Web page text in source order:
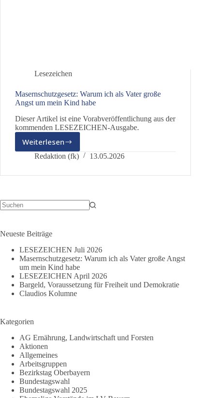
Lesezeichen
Masernschutzgesetz: Warum ich als Vater große
Angst um mein Kind habe
Dieser Artikel ist eine Vorabveröffentlichung aus der
kommenden LESEZEICHEN-Ausgabe.
WeiterlesenMasernschutzgesetz:
Warum
als
Kind
Redaktion (fk) 13.05.2026
Neueste Beiträge
LESEZEICHEN Juli 2026
Masernschutzgesetz: Warum ich als Vater große Angst
um mein Kind habe
LESEZEICHEN April 2026
Bargeld, Voraussetzung für Freiheit und Demokratie
Claudios Kolumne
Kategorien
AG Ernährung, Landwirtschaft und Forsten
Aktionen
Allgemeines
Arbeitsgruppen
Bezirkstag Oberbayern
Bundestagswahl
Bundestagswahl 2025